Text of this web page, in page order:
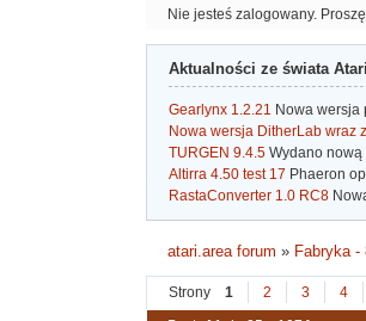
Nie jesteś zalogowany.
Aktualności ze świata Atari
Gearlynx 1.2.21 Nowa wersja
Nowa wersja DitherLab wraz
TURGEN 9.4.5 Wydano
Altirra 4.50 test 17 Phaeron
RastaConverter 1.0 RC8
atari.area forum » Fabryka -
Strony 1 2 3 4